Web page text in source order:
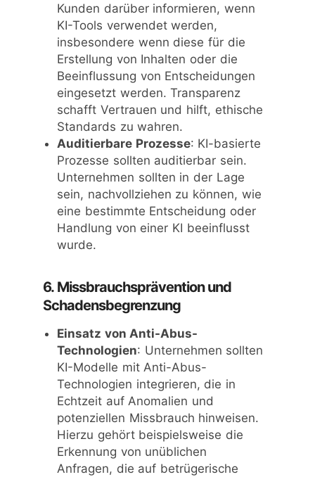
Kunden darüber informieren, wenn
KI-Tools verwendet werden,
insbesondere wenn diese für die
Erstellung von Inhalten oder die
Beeinflussung von Entscheidungen
eingesetzt werden. Transparenz
schafft Vertrauen und hilft, ethische
Standards zu wahren.
Auditierbare Prozesse: KI-basierte
Prozesse sollten auditierbar sein.
Unternehmen sollten in der Lage
sein, nachvollziehen zu können, wie
eine bestimmte Entscheidung oder
Handlung von einer KI beeinflusst
wurde.
6. Missbrauchsprävention und
Schadensbegrenzung
Einsatz von Anti-Abus-
Technologien: Unternehmen sollten
KI-Modelle mit Anti-Abus-
Technologien integrieren, die in
Echtzeit auf Anomalien und
potenziellen Missbrauch hinweisen.
Hierzu gehört beispielsweise die
Erkennung von unüblichen
Anfragen, die auf betrügerische